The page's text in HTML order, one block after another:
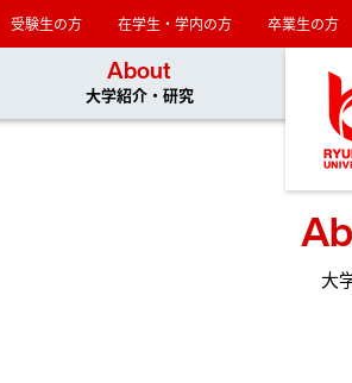
受験生の方 在学生・学内の方 卒業生の方
About
大学紹介・研究
大